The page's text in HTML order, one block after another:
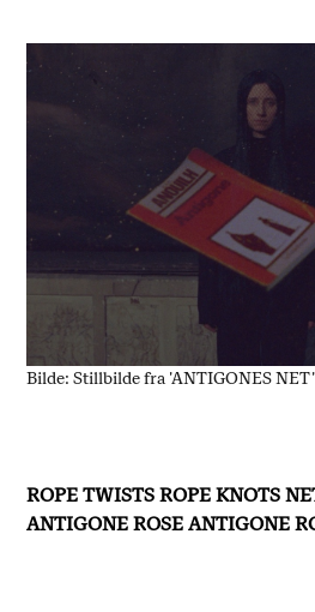
Bilde: Stillbilde fra 'ANTIGONES
ROPE TWISTS ROPE KNOTS
ANTIGONE ROSE ANTIGONE